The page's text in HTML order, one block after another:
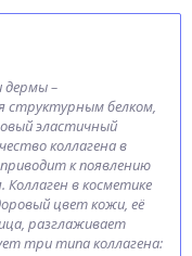
дермы –
структурным белком,
эластичный
коллагена в
к появлению
Коллаген в косметике
цвет кожи, её
разглаживает
три типа коллагена: